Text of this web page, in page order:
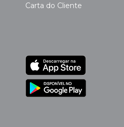
Carta do Cliente